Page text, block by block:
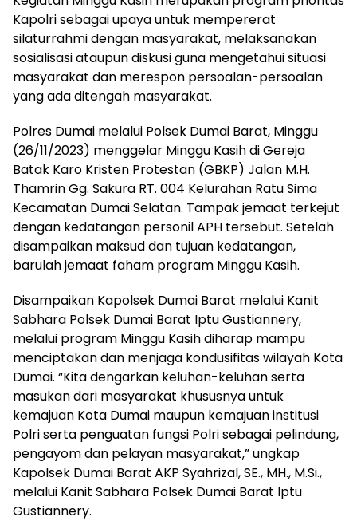
Kapolri sebagai upaya untuk mempererat
silaturrahmi dengan masyarakat, melaksanakan
sosialisasi ataupun diskusi guna mengetahui situasi
masyarakat dan merespon persoalan-persoalan
yang ada ditengah masyarakat.
Polres Dumai melalui Polsek Dumai Barat, Minggu
(26/11/2023) menggelar Minggu Kasih di Gereja
Batak Karo Kristen Protestan (GBKP) Jalan M.H.
Thamrin Gg. Sakura RT. 004 Kelurahan Ratu Sima
Kecamatan Dumai Selatan. Tampak jemaat terkejut
dengan kedatangan personil APH tersebut. Setelah
disampaikan maksud dan tujuan kedatangan,
barulah jemaat faham program Minggu Kasih.
Disampaikan Kapolsek Dumai Barat melalui Kanit
Sabhara Polsek Dumai Barat Iptu Gustiannery,
melalui program Minggu Kasih diharap mampu
menciptakan dan menjaga kondusifitas wilayah Kota
Dumai. “Kita dengarkan keluhan-keluhan serta
masukan dari masyarakat khususnya untuk
kemajuan Kota Dumai maupun kemajuan institusi
Polri serta penguatan fungsi Polri sebagai pelindung,
pengayom dan pelayan masyarakat,” ungkap
Kapolsek Dumai Barat AKP Syahrizal, SE., MH., M.Si.,
melalui Kanit Sabhara Polsek Dumai Barat Iptu
Gustiannery.